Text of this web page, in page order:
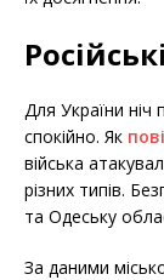
Для України
спокійно. Як
війська
різних типів.
та Одеську
За даними